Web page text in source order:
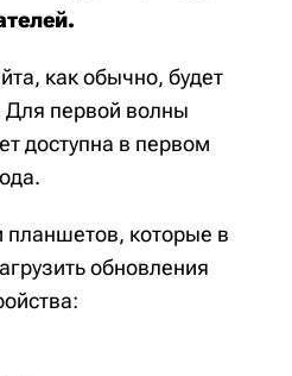
как обычно, будет
Для первой волны
доступна в первом
планшетов, которые в
обновления